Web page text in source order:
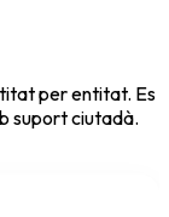
per entitat. Es
suport ciutadà.